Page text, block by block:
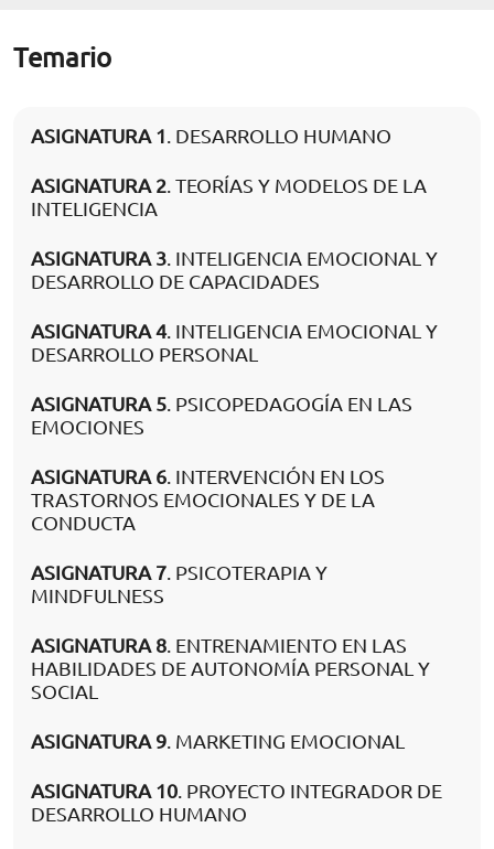
Temario
ASIGNATURA 1. DESARROLLO HUMANO
ASIGNATURA 2. TEORÍAS Y MODELOS DE LA
INTELIGENCIA
ASIGNATURA 3. INTELIGENCIA EMOCIONAL Y
DESARROLLO DE CAPACIDADES
ASIGNATURA 4. INTELIGENCIA EMOCIONAL Y
DESARROLLO PERSONAL
ASIGNATURA 5. PSICOPEDAGOGÍA EN LAS
EMOCIONES
ASIGNATURA 6. INTERVENCIÓN EN LOS
TRASTORNOS EMOCIONALES Y DE LA
CONDUCTA
ASIGNATURA 7. PSICOTERAPIA Y
MINDFULNESS
ASIGNATURA 8. ENTRENAMIENTO EN LAS
HABILIDADES DE AUTONOMÍA PERSONAL Y
SOCIAL
ASIGNATURA 9. MARKETING EMOCIONAL
ASIGNATURA 10. PROYECTO INTEGRADOR DE
DESARROLLO HUMANO